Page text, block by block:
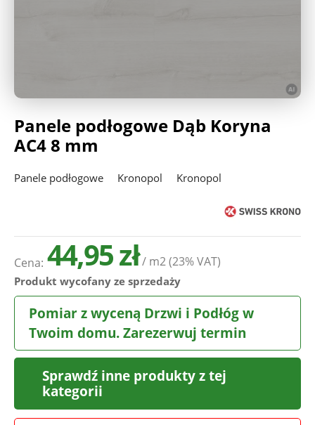
Panele podłogowe Dąb Koryna
AC4 8 mm
Panele podłogowe Kronopol Kronopol
Cena: 44,95 zł/ m2(23% VAT)
Produkt wycofany ze sprzedaży
Pomiar z wyceną Drzwi i Podłóg w
Twoim domu. Zarezerwuj termin
Sprawdź inne produkty z tej
kategorii